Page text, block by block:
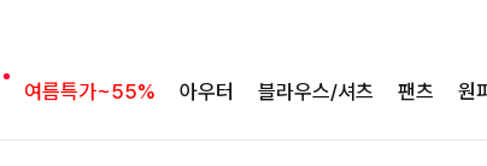
여름특가~55% 아우터 블라우스/셔츠 팬츠 원
필첸체크 스트링블라우스+플레어스커트